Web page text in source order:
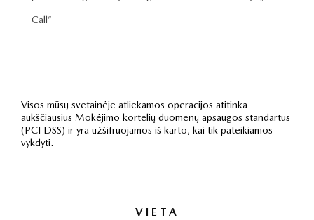
Call“
Visos mūsų svetainėje atliekamos operacijos atitinka
aukščiausius Mokėjimo kortelių duomenų apsaugos standartus
(PCI DSS) ir yra užšifruojamos iš karto, kai tik pateikiamos
vykdyti.
VIETA